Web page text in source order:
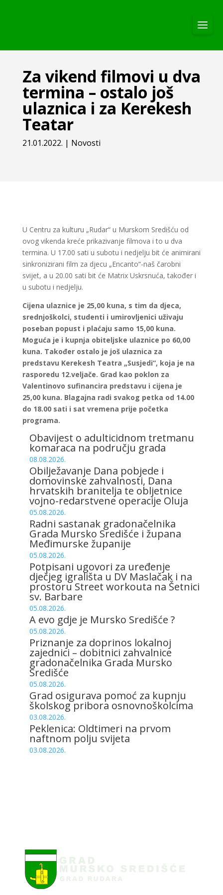
Za vikend filmovi u dva
termina – ostalo još
ulaznica i za Kerekesh
Teatar
21.01.2022. | Novosti
U Centru za kulturu „Rudar“ u Murskom Središću od
ovog vikenda kreće prikazivanje filmova i to u dva
termina. U 17.00 sati u subotu i nedjelju bit će animirani
sinkronizirani film za djecu „Encanto“-naš čarobni
svijet, a u 20.00 sati bit će Matrix Uskrsnuća, također i
u subotu i nedjelju.
Cijena ulaznice je 25,00 kuna, s tim da djeca,
srednjoškolci, studenti i umirovljenici uživaju
poseban popust i plaćaju samo 15,00 kuna.
Moguća je i kupnja obiteljske ulaznice po 60,00
kuna. Također ostalo je još ulaznica za
predstavu Kerekesh Teatra „Susjedi“, koja je na
rasporedu 12.veljače. Grad kao poklon za
Valentinovo sufinancira predstavu i cijena je
25,00 kuna. Blagajna radi svakog petka od 14.00
do 18.00 sati i sat vremena prije početka
programa.
Obavijest o adulticidnom tretmanu
komaraca na području grada
08.08.2026.
Obilježavanje Dana pobjede i
domovinske zahvalnosti, Dana
hrvatskih branitelja te obljetnice
vojno-redarstvene operacije Oluja
05.08.2026.
Radni sastanak gradonačelnika
Grada Mursko Središće i župana
Međimurske županije
05.08.2026.
Potpisani ugovori za uređenje
dječjeg igrališta u DV Maslačak i na
prostoru Street workouta na Šetnici
sv. Barbare
05.08.2026.
A evo gdje je Mursko Središće ?
05.08.2026.
Priznanje za doprinos lokalnoj
zajednici – dobitnici zahvalnice
gradonačelnika Grada Mursko
Središće
05.08.2026.
Grad osigurava pomoć za kupnju
školskog pribora osnovnoškolcima
03.08.2026.
Peklenica: Oldtimeri na prvom
naftnom polju svijeta
03.08.2026.